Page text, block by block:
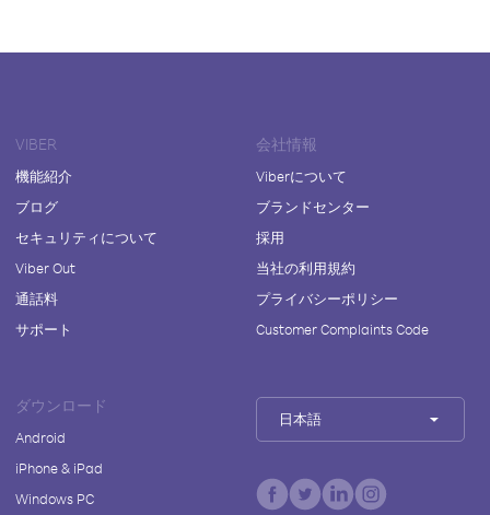
VIBER
機能紹介
ブログ
セキュリティについて
Viber Out
通話料
サポート
会社情報
Viberについて
ブランドセンター
採用
当社の利用規約
プライバシーポリシー
Customer Complaints Code
ダウンロード
Android
iPhone & iPad
Windows PC
日本語